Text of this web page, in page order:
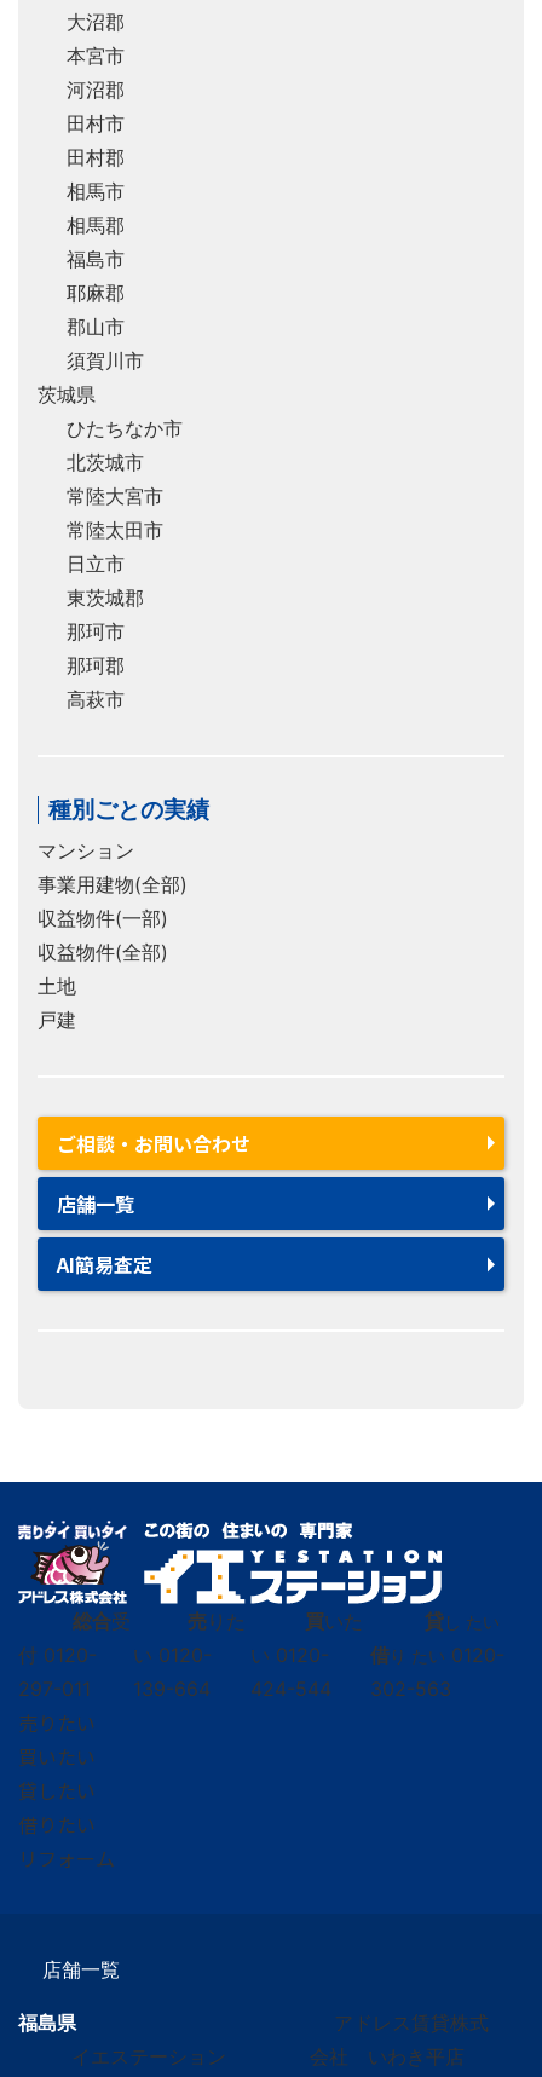
大沼郡
本宮市
河沼郡
田村市
田村郡
相馬市
相馬郡
福島市
耶麻郡
郡山市
須賀川市
茨城県
ひたちなか市
北茨城市
常陸大宮市
常陸太田市
日立市
東茨城郡
那珂市
那珂郡
高萩市
種別ごとの実績
マンション
事業用建物(全部)
収益物件(一部)
収益物件(全部)
土地
戸建
ご相談・お問い合わせ
店舗一覧
AI簡易査定
総合受
付 0120-
297-011
売りた
い 0120-
139-664
買いた
い 0120-
424-544
貸し たい
借り たい 0120-
302-563
売りたい
買いたい
貸したい
借りたい
リフォーム
店舗一覧
福島県
イエステーション
アドレス賃貸株式
会社 いわき平店